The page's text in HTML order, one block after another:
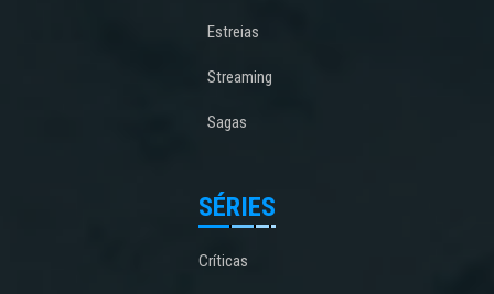
Estreias
Streaming
Sagas
SÉRIES
Críticas